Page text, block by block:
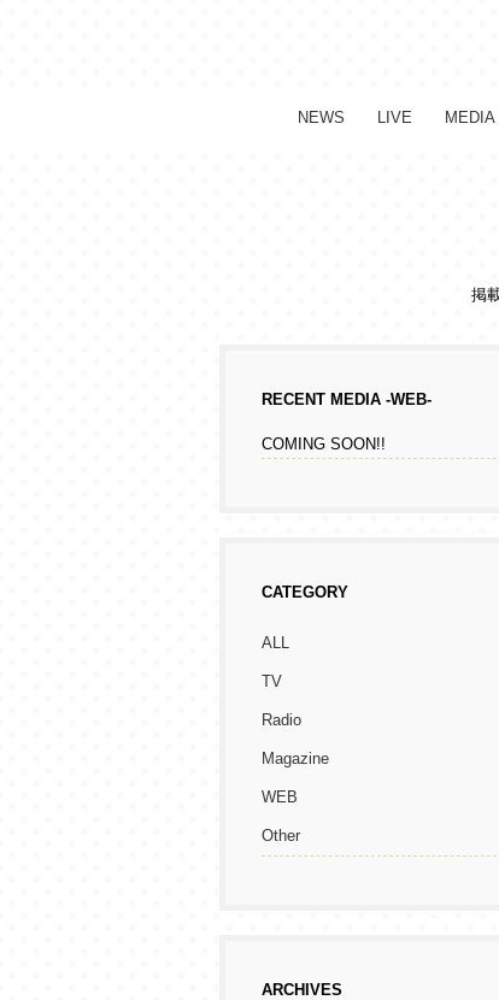
NEWS LIVE MEDIA
掲
RECENT MEDIA -WEB-
COMING SOON!!
CATEGORY
ALL
TV
Radio
Magazine
WEB
Other
ARCHIVES